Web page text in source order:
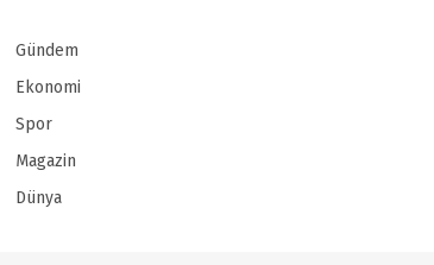
Gündem
Ekonomi
Spor
Magazin
Dünya